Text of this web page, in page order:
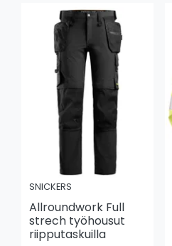
SNICKERS
Allroundwork Full
strech työhousut
riipputaskuilla